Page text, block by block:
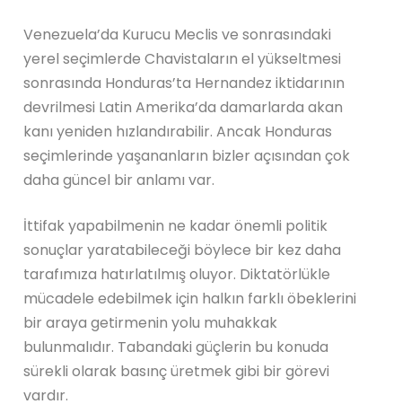
Venezuela’da Kurucu Meclis ve sonrasındaki
yerel seçimlerde Chavistaların el yükseltmesi
sonrasında Honduras’ta Hernandez iktidarının
devrilmesi Latin Amerika’da damarlarda akan
kanı yeniden hızlandırabilir. Ancak Honduras
seçimlerinde yaşananların bizler açısından çok
daha güncel bir anlamı var.
İttifak yapabilmenin ne kadar önemli politik
sonuçlar yaratabileceği böylece bir kez daha
tarafımıza hatırlatılmış oluyor. Diktatörlükle
mücadele edebilmek için halkın farklı öbeklerini
bir araya getirmenin yolu muhakkak
bulunmalıdır. Tabandaki güçlerin bu konuda
sürekli olarak basınç üretmek gibi bir görevi
vardır.